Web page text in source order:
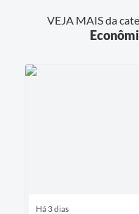
VEJA MAIS da
Há 3 dias